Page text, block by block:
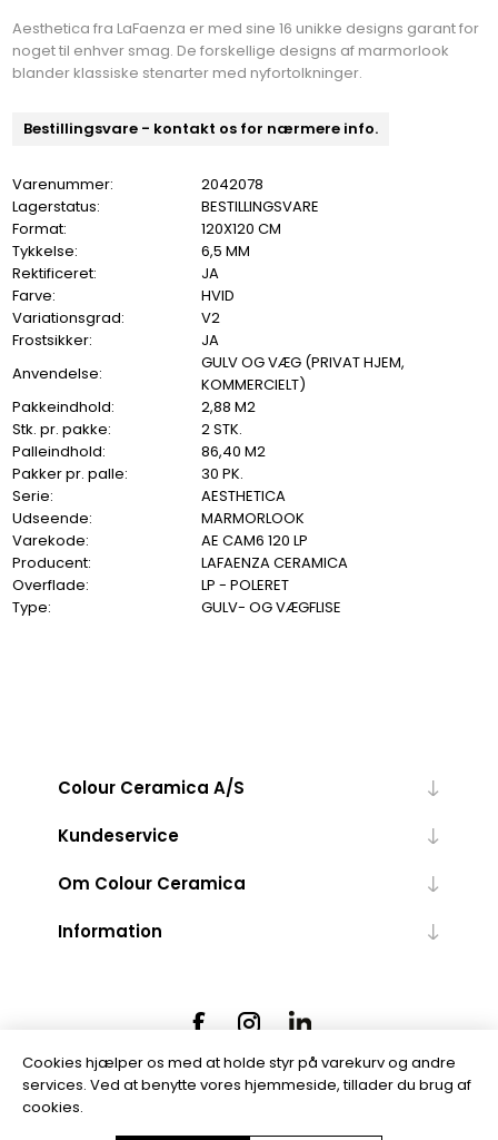
Aesthetica fra LaFaenza er med sine 16 unikke designs garant for
noget til enhver smag. De forskellige designs af marmorlook
blander klassiske stenarter med nyfortolkninger.
Bestillingsvare - kontakt os for nærmere info.
Varenummer:
2042078
Lagerstatus:
BESTILLINGSVARE
Format:
120X120 CM
Tykkelse:
6,5 MM
Rektificeret:
JA
Farve:
HVID
Variationsgrad:
V2
Frostsikker:
JA
Anvendelse:
GULV OG VÆG (PRIVAT HJEM,
KOMMERCIELT)
Pakkeindhold:
2,88 M2
Stk. pr. pakke:
2 STK.
Palleindhold:
86,40 M2
Pakker pr. palle:
30 PK.
Serie:
AESTHETICA
Udseende:
MARMORLOOK
Varekode:
AE CAM6 120 LP
Producent:
LAFAENZA CERAMICA
Overflade:
LP - POLERET
Type:
GULV- OG VÆGFLISE
Colour Ceramica A/S
Kundeservice
Om Colour Ceramica
Information
Powered bynopCommerce
Cookies hjælper os med at holde styr på varekurv og andre
services. Ved at benytte vores hjemmeside, tillader du brug af
cookies.